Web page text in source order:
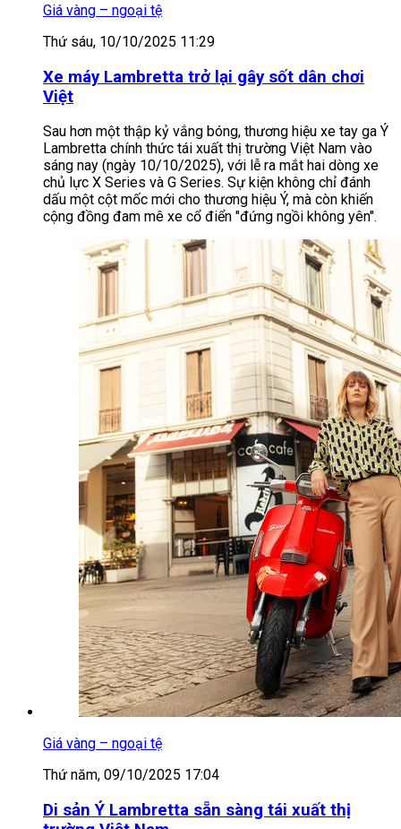
Giá vàng – ngoại tệ
Thứ sáu, 10/10/2025 11:29
Xe máy Lambretta trở lại gây sốt dân chơi
Việt
Sau hơn một thập kỷ vắng bóng, thương hiệu xe tay ga Ý
Lambretta chính thức tái xuất thị trường Việt Nam vào
sáng nay (ngày 10/10/2025), với lễ ra mắt hai dòng xe
chủ lực X Series và G Series. Sự kiện không chỉ đánh
dấu một cột mốc mới cho thương hiệu Ý, mà còn khiến
cộng đồng đam mê xe cổ điển "đứng ngồi không yên".
Giá vàng – ngoại tệ
Thứ năm, 09/10/2025 17:04
Di sản Ý Lambretta sẵn sàng tái xuất thị